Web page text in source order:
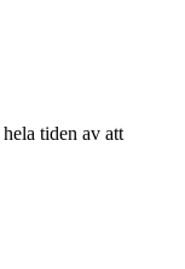
tiden av att